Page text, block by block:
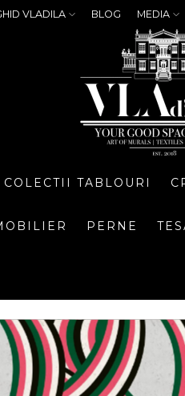
VLADILA BLOG MEDIA
COLECTII TABLOURI
PERNE